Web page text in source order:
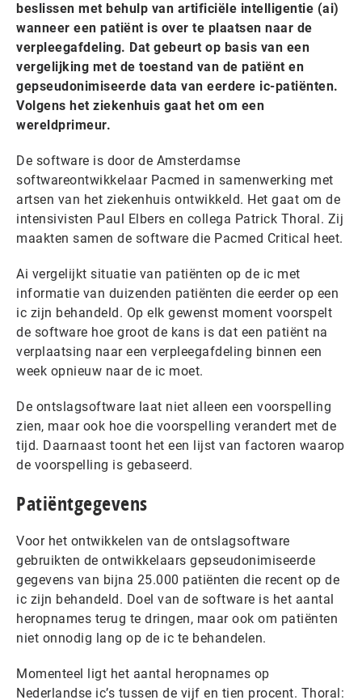
beslissen met behulp van artificiële intelligentie (ai)
wanneer een patiënt is over te plaatsen naar de
verpleegafdeling. Dat gebeurt op basis van een
vergelijking met de toestand van de patiënt en
gepseudonimiseerde data van eerdere ic-patiënten.
Volgens het ziekenhuis gaat het om een
wereldprimeur.
De software is door de Amsterdamse
softwareontwikkelaar Pacmed in samenwerking met
artsen van het ziekenhuis ontwikkeld. Het gaat om de
intensivisten Paul Elbers en collega Patrick Thoral. Zij
maakten samen de software die Pacmed Critical heet.
Ai vergelijkt situatie van patiënten op de ic met
informatie van duizenden patiënten die eerder op een
ic zijn behandeld. Op elk gewenst moment voorspelt
de software hoe groot de kans is dat een patiënt na
verplaatsing naar een verpleegafdeling binnen een
week opnieuw naar de ic moet.
De ontslagsoftware laat niet alleen een voorspelling
zien, maar ook hoe die voorspelling verandert met de
tijd. Daarnaast toont het een lijst van factoren waarop
de voorspelling is gebaseerd.
Patiëntgegevens
Voor het ontwikkelen van de ontslagsoftware
gebruikten de ontwikkelaars gepseudonimiseerde
gegevens van bijna 25.000 patiënten die recent op de
ic zijn behandeld. Doel van de software is het aantal
heropnames terug te dringen, maar ook om patiënten
niet onnodig lang op de ic te behandelen.
Momenteel ligt het aantal heropnames op
Nederlandse ic’s tussen de vijf en tien procent. Thoral: